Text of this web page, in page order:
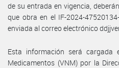
de su entrada en vigencia,
que obra en el IF-2024-
enviada al correo electrónico
Esta información será cargada
Medicamentos (VNM) por la